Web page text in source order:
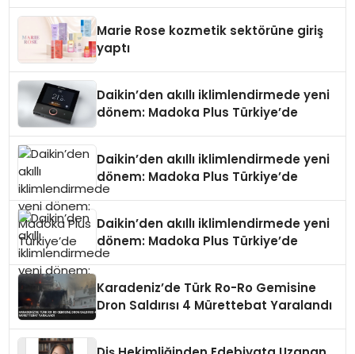
Marie Rose kozmetik sektörüne giriş
yaptı
Daikin’den akıllı iklimlendirmede yeni
dönem: Madoka Plus Türkiye’de
Daikin’den akıllı iklimlendirmede yeni
dönem: Madoka Plus Türkiye’de
Daikin’den akıllı iklimlendirmede yeni
dönem: Madoka Plus Türkiye’de
Karadeniz’de Türk Ro-Ro Gemisine
Dron Saldırısı 4 Mürettebat Yaralandı